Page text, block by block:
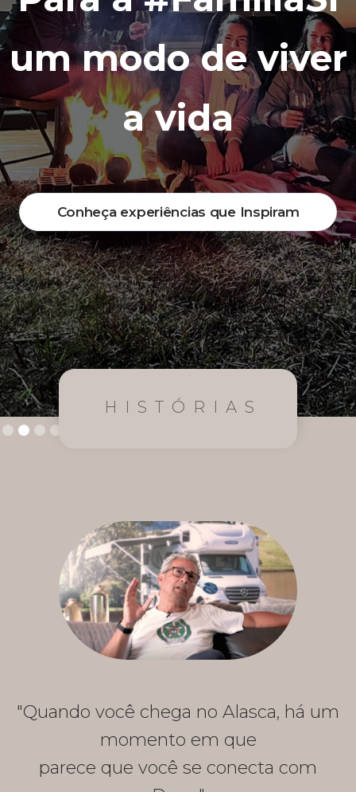
um modo de viver
a vida
Conheça experiências que Inspiram
um modo de viver
a vida
Conheça experiências que Inspiram
Slide 3 of 4.
HISTÓRIAS
"Quando você chega no Alasca, há um
momento em que
parece que você se conecta com